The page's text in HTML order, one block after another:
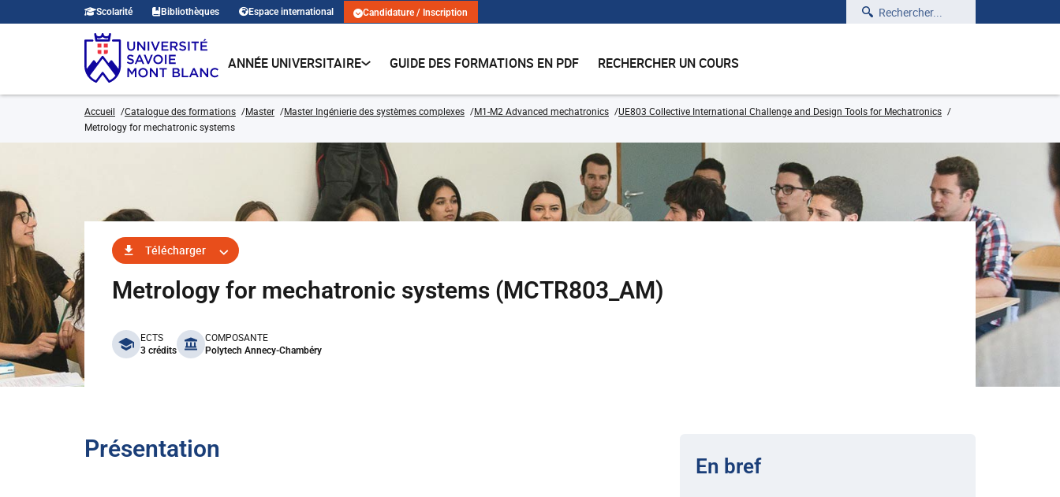
Scolarité Bibliothèques Espace international Candidature / Inscription Rechercher
ANNÉE UNIVERSITAIRE GUIDE DES FORMATIONS EN PDF RECHERCHER UN COURS
Accueil Catalogue des formations Master Master Ingénierie des systèmes complexes M1-M2 Advanced mechatronics
UE803 Collective International Challenge and Design Tools for Mechatronics
Metrology for mechatronic systems
Télécharger
Metrology for mechatronic systems (MCTR803_AM)
benefits
ECTS
3 crédits
COMPOSANTE
Polytech Annecy-Chambéry
Présentation
En bref